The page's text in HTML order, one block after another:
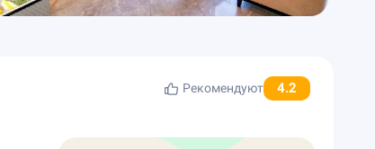
Рекомендуют 4.2